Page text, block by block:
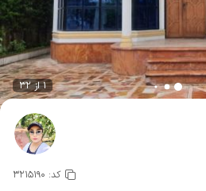
1 از 32
کد: 3215190